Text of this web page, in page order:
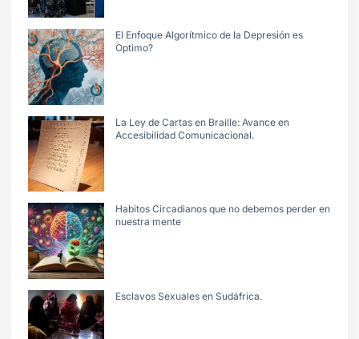
El Enfoque Algorítmico de la Depresión es
Optimo?
La Ley de Cartas en Braille: Avance en
Accesibilidad Comunicacional.
Habitos Circadianos que no debemos perder en
nuestra mente
Esclavos Sexuales en Sudáfrica.